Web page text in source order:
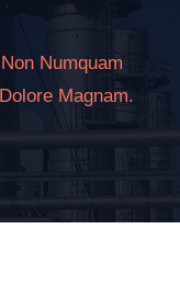
Numquam
Magnam.